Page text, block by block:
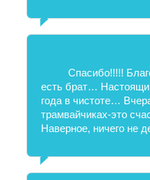
Спасибо!!!!!
есть брат…
года в чистоте…
трамвайчиках-это
Наверное, ничего не